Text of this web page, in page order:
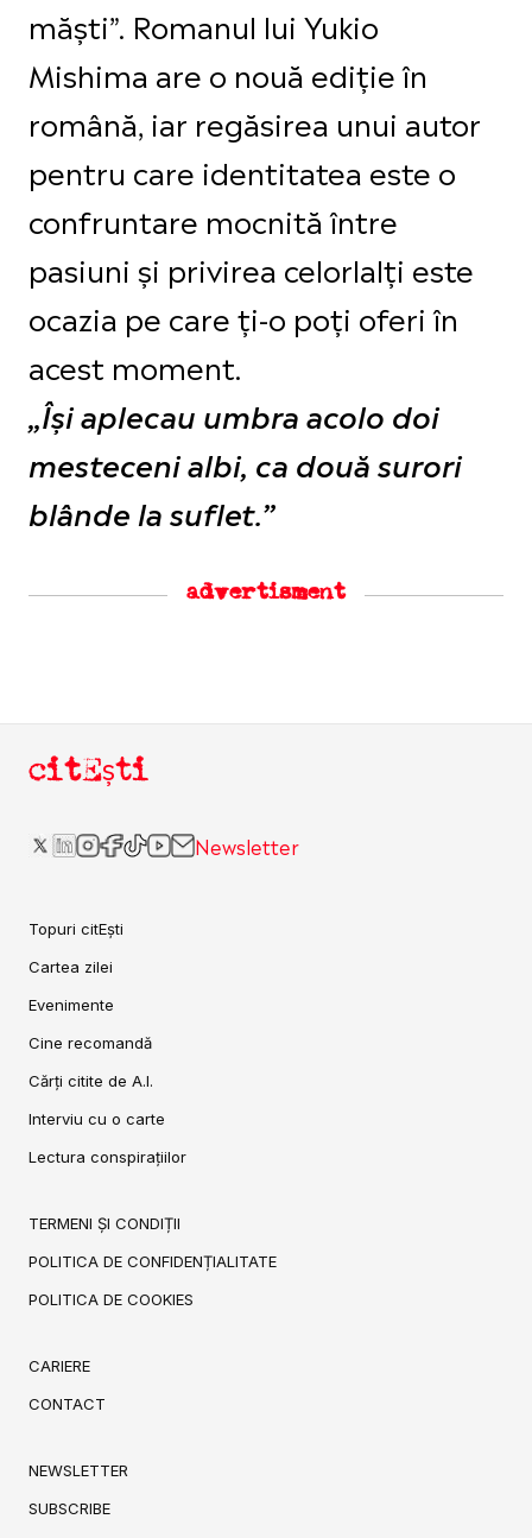
măști”. Romanul lui Yukio
Mishima are o nouă ediție în
română, iar regăsirea unui autor
pentru care identitatea este o
confruntare mocnită între
pasiuni și privirea celorlalți este
ocazia pe care ți-o poți oferi în
acest moment.
„Își aplecau umbra acolo doi
mesteceni albi, ca două surori
blânde la suflet.”
advertisment
citEști
Newsletter
Topuri citEști
Cartea zilei
Evenimente
Cine recomandă
Cărți citite de A.I.
Interviu cu o carte
Lectura conspirațiilor
TERMENI ȘI CONDIȚII
POLITICA DE CONFIDENȚIALITATE
POLITICA DE COOKIES
CARIERE
CONTACT
NEWSLETTER
SUBSCRIBE